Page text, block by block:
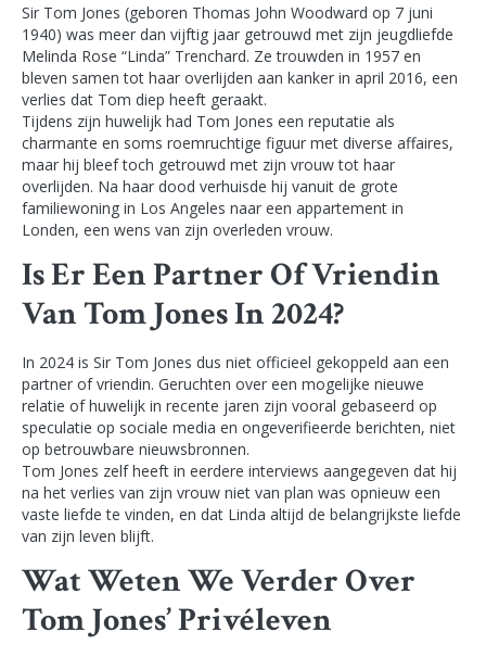
Sir Tom Jones (geboren Thomas John Woodward op 7 juni
1940) was meer dan vijftig jaar getrouwd met zijn jeugdliefde
Melinda Rose “Linda” Trenchard. Ze trouwden in 1957 en
bleven samen tot haar overlijden aan kanker in april 2016, een
verlies dat Tom diep heeft geraakt.
Tijdens zijn huwelijk had Tom Jones een reputatie als
charmante en soms roemruchtige figuur met diverse affaires,
maar hij bleef toch getrouwd met zijn vrouw tot haar
overlijden. Na haar dood verhuisde hij vanuit de grote
familiewoning in Los Angeles naar een appartement in
Londen, een wens van zijn overleden vrouw.
Is Er Een Partner Of Vriendin
Van Tom Jones In 2024?
In 2024 is Sir Tom Jones dus niet officieel gekoppeld aan een
partner of vriendin. Geruchten over een mogelijke nieuwe
relatie of huwelijk in recente jaren zijn vooral gebaseerd op
speculatie op sociale media en ongeverifieerde berichten, niet
op betrouwbare nieuwsbronnen.
Tom Jones zelf heeft in eerdere interviews aangegeven dat hij
na het verlies van zijn vrouw niet van plan was opnieuw een
vaste liefde te vinden, en dat Linda altijd de belangrijkste liefde
van zijn leven blijft.
Wat Weten We Verder Over
Tom Jones’ Privéleven